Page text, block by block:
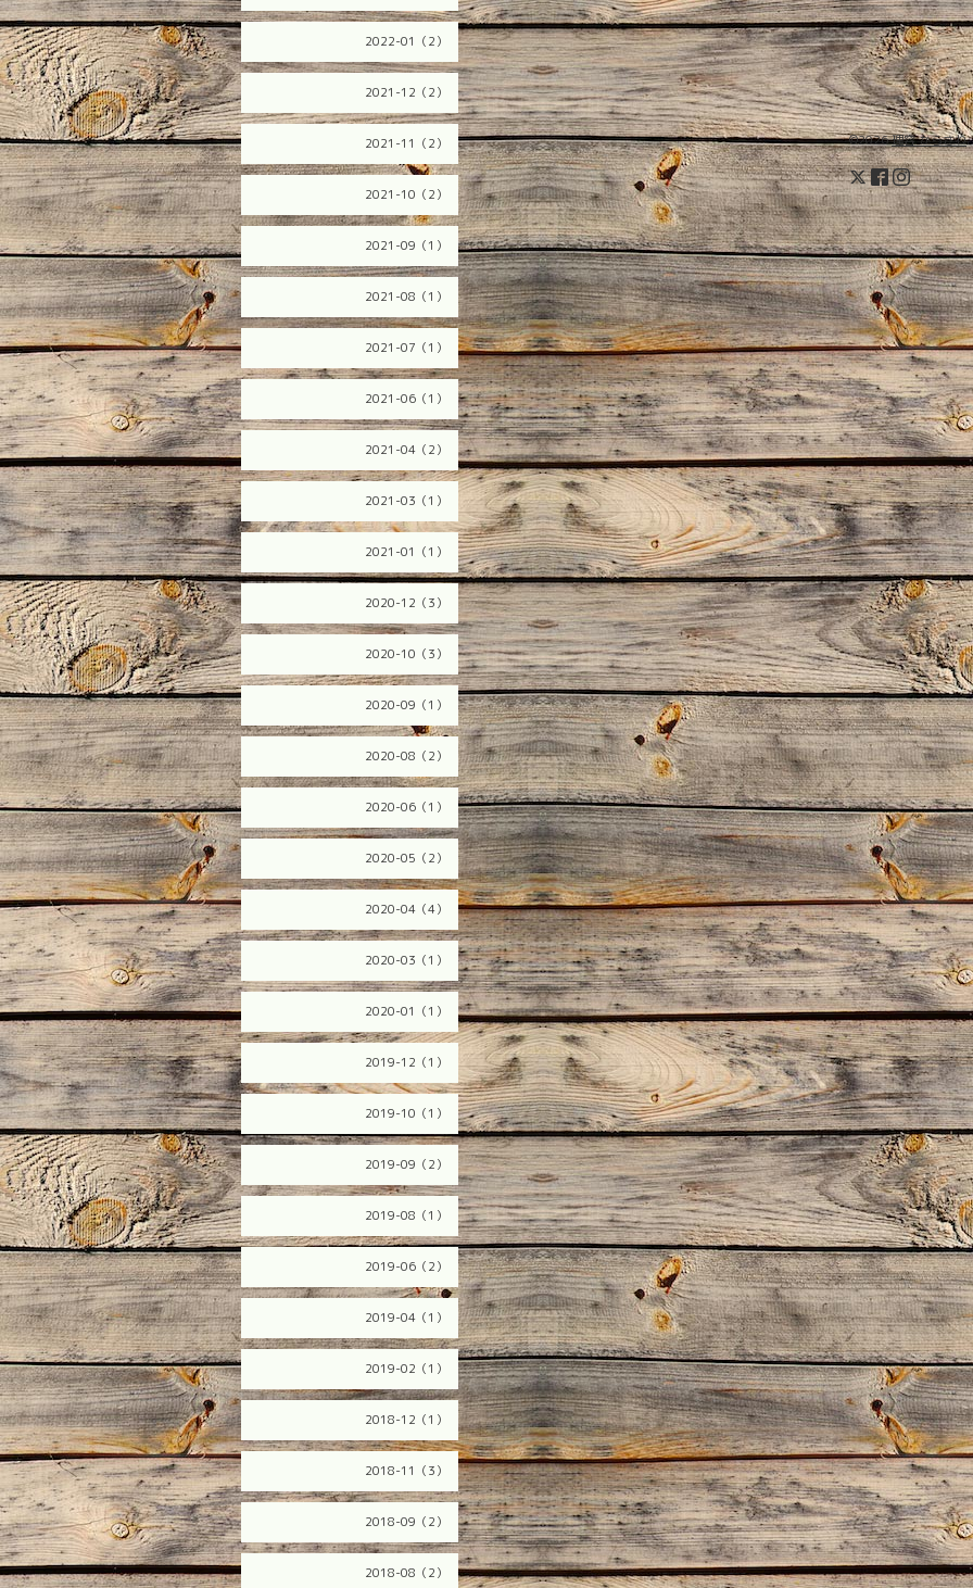
2022-01（2）
2021-12（2）
2021-11（2）
2021-10（2）
2021-09（1）
2021-08（1）
2021-07（1）
2021-06（1）
2021-04（2）
2021-03（1）
2021-01（1）
2020-12（3）
2020-10（3）
2020-09（1）
2020-08（2）
2020-06（1）
2020-05（2）
2020-04（4）
2020-03（1）
2020-01（1）
2019-12（1）
2019-10（1）
2019-09（2）
2019-08（1）
2019-06（2）
2019-04（1）
2019-02（1）
2018-12（1）
2018-11（3）
2018-09（2）
2018-08（2）
©2026理容 からさわ.